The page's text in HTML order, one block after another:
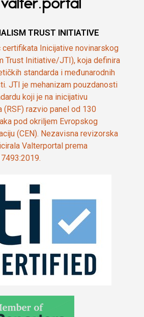
TRUST INITIATIVE
Inicijative novinarskog
Trust Initiative/JTI), koja definira
standarda i međunarodnih
JTI je mehanizam pouzdanosti
koji je na inicijativu
(RSF) razvio panel od 130
pod okriljem Evropskog
(CEN). Nezavisna revizorska
Valterportal prema